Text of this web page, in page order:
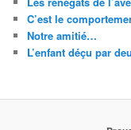
C’est le
Notre amitié…
L’enfant déçu par